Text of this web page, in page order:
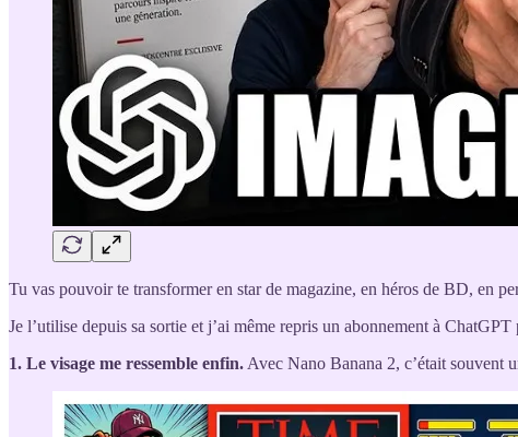
Tu vas pouvoir te transformer en star de magazine, en héros de BD, en
Je l’utilise depuis sa sortie et j’ai même repris un abonnement à
1. Le visage me ressemble enfin. Avec Nano Banana 2, c’était souvent